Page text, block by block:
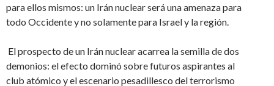
para ellos mismos: un Irán nuclear será una amenaza para
todo Occidente y no solamente para Israel y la región.
El prospecto de un Irán nuclear acarrea la semilla de dos
demonios: el efecto dominó sobre futuros aspirantes al
club atómico y el escenario pesadillesco del terrorismo